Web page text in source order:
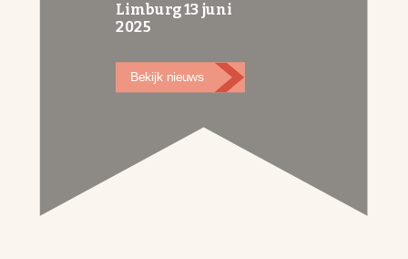
Limburg 13 juni
2025
Bekijk nieuws